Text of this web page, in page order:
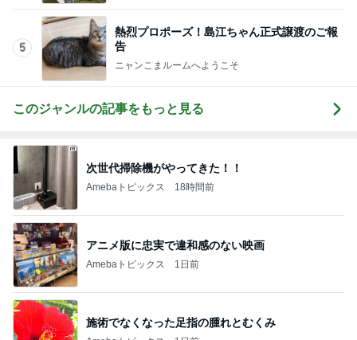
5
熱烈プロポーズ！島江ちゃん正式譲渡のご報
告
ニャンこまルームへようこそ
このジャンルの記事をもっと見る
次世代掃除機がやってきた！！
Amebaトピックス 18時間前
アニメ版に忠実で違和感のない映画
Amebaトピックス 1日前
施術でなくなった足指の腫れとむくみ